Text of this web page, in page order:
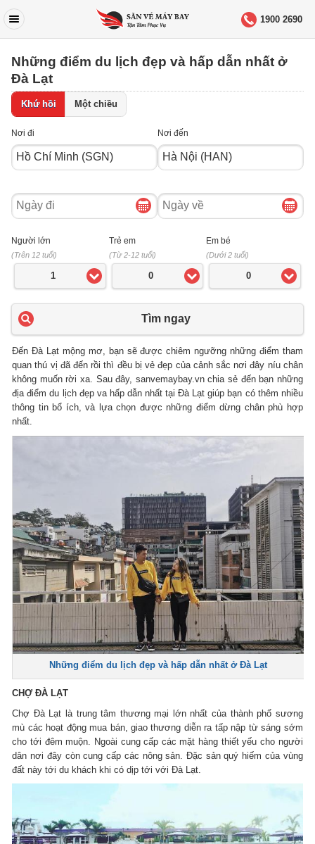
1900 2690
Những điểm du lịch đẹp và hấp dẫn nhất ở
Đà Lạt
Khứ hồi Một chiều
Nơi đi Nơi đến
Ngày
đi
Ngày
về
Người lớn
(Trên 12 tuổi)
1
Trẻ em
(Từ 2-12 tuổi)
0
Em bé
(Dưới 2 tuổi)
0
Tìm ngay
Đến Đà Lạt mộng mơ, bạn sẽ được chiêm ngưỡng những điểm tham
quan thú vị đã đến rồi thì đều bị vẻ đẹp của cảnh sắc nơi đây níu chân
không muốn rời xa. Sau đây, sanvemaybay.vn chia sẻ đến bạn những
địa điểm du lịch đẹp va hấp dẫn nhất tại Đà Lạt giúp bạn có thêm nhiều
thông tin bổ ích, và lựa chọn được những điểm dừng chân phù hợp
nhất.
Những điểm du lịch đẹp và hấp dẫn nhất ở Đà Lạt
CHỢ ĐÀ LẠT
Chợ Đà Lạt là trung tâm thương mại lớn nhất của thành phố sương
mù các hoạt động mua bán, giao thương diễn ra tấp nập từ sáng sớm
cho tới đêm muộn. Ngoài cung cấp các mặt hàng thiết yếu cho người
dân nơi đây còn cung cấp các nông sản. Đặc sản quý hiếm của vùng
đất này tới du khách khi có dịp tới với Đà Lạt.